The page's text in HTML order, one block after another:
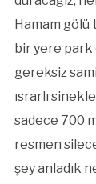
Hamam gölü
bir yere park
gereksiz
ısrarlı
sadece 700
resmen
şey anladık